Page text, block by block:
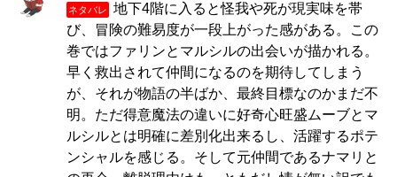
ネタバレ
地下4階に入ると怪我や死が現実味を帯
び、冒険の難易度が一段上がった感がある。この
巻ではファリンとマルシルの出会いが描かれる。
早く救出されて仲間になるのを期待してしまう
が、それが物語の半ばか、最終目標なのかまだ不
明。ただ得意魔法の違いに好奇心旺盛ムーブとマ
ルシルとは明確に差別化出来るし、活躍するポテ
ンシャルを感じる。そして元仲間であるナマリと